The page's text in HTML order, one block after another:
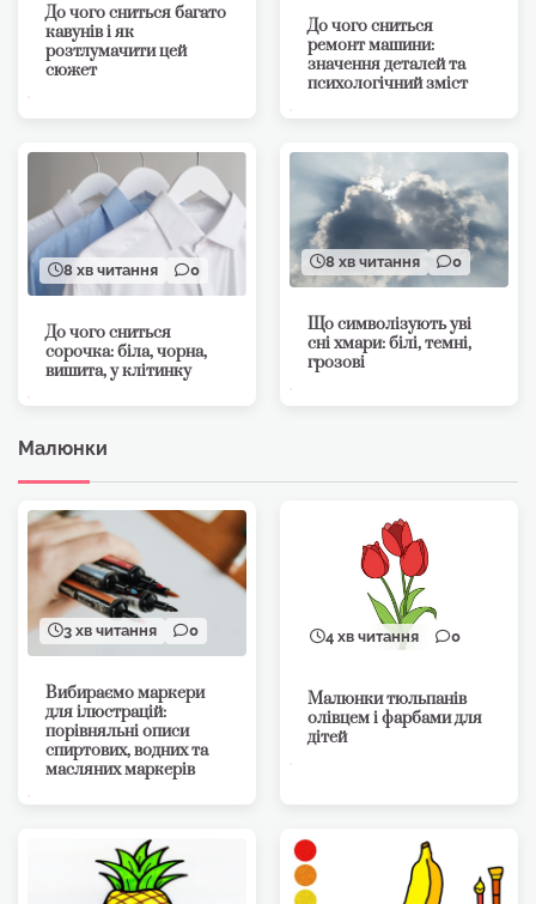
До чого сниться багато
кавунів і як
розтлумачити цей
сюжет
До чого сниться
ремонт машини:
значення деталей та
психологічний зміст
8 хв читання 0
До чого сниться
сорочка: біла, чорна,
вишита, у клітинку
8 хв читання 0
Що символізують уві
сні хмари: білі, темні,
грозові
Малюнки
3 хв читання 0
Вибираємо маркери
для ілюстрацій:
порівняльні описи
спиртових, водних та
масляних маркерів
4 хв читання 0
Малюнки тюльпанів
олівцем і фарбами для
дітей